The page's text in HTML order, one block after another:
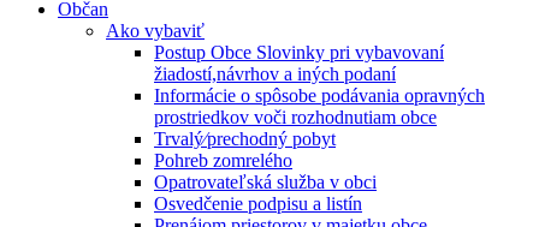
Občan
Ako vybaviť
Postup Obce Slovinky pri vybavovaní
žiadostí,návrhov a iných podaní
Informácie o spôsobe podávania opravných
prostriedkov voči rozhodnutiam obce
Trvalý⁄prechodný pobyt
Pohreb zomrelého
Opatrovateľská služba v obci
Osvedčenie podpisu a listín